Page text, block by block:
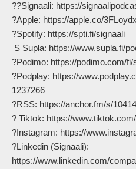
??Signaali: https://
?Apple: https://apple.co/3FLoydx
?Spotify: https://spti.fi/signaali
?Podimo: https://podimo.com/
?Podplay: https://
1237266
?RSS: https://anchor.fm/s/
? Tiktok: https://
?Instagram: https://
?Linkedin (Signaali):
https://www.linkedin.com/